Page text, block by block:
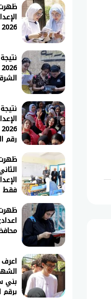
2026 برقم الجلوس
رقم
ظهرت
فقط
ظهرت
بني